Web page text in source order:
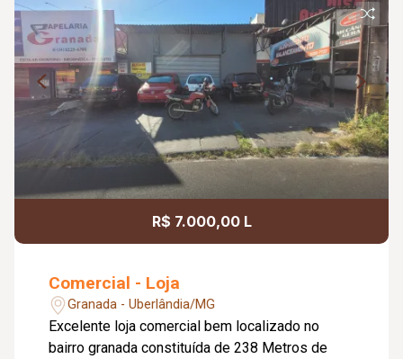
R$ 7.000,00 L
Comercial - Loja
Granada - Uberlândia/MG
Excelente loja comercial bem localizado no
bairro granada constituída de 238 Metros de